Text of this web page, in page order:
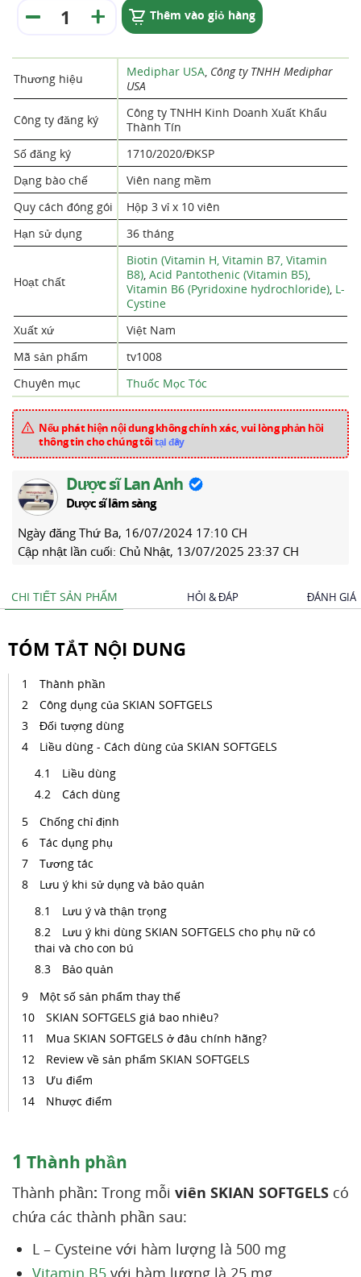
Thêm vào giỏ hàng
Thương hiệu Mediphar USA, Công ty TNHH Mediphar
USA
Công ty đăng ký
Công ty TNHH Kinh Doanh Xuất Khẩu
Thành Tín
Số đăng ký
1710/2020/ĐKSP
Dạng bào chế
Viên nang mềm
Quy cách đóng gói
Hộp 3 vỉ x 10 viên
Hạn sử dụng
36 tháng
Hoạt chất
Biotin (Vitamin H, Vitamin B7, Vitamin
B8), Acid Pantothenic (Vitamin B5),
Vitamin B6 (Pyridoxine hydrochloride), L-
Cystine
Xuất xứ
Việt Nam
Mã sản phẩm
tv1008
Chuyên mục
Thuốc Mọc Tóc
Nếu phát hiện nội dung không chính xác, vui lòng phản hồi
thông tin cho chúng tôitại đây
Dược sĩ Lan Anh
Dược sĩ lâm sàng
Ngày đăng Thứ Ba, 16/07/2024 17:10 CH
Cập nhật lần cuối: Chủ Nhật, 13/07/2025 23:37 CH
CHI TIẾT SẢN PHẨM HỎI & ĐÁP ĐÁNH GIÁ
TÓM TẮT NỘI DUNG
Thành phần
Công dụng của SKIAN SOFTGELS
Đối tượng dùng
Liều dùng - Cách dùng của SKIAN SOFTGELS
Liều dùng
Cách dùng
Chống chỉ định
Tác dụng phụ
Tương tác
Lưu ý khi sử dụng và bảo quản
Lưu ý và thận trọng
Lưu ý khi dùng SKIAN SOFTGELS cho phụ nữ có
thai và cho con bú
Bảo quản
Một số sản phẩm thay thế
SKIAN SOFTGELS giá bao nhiêu?
Mua SKIAN SOFTGELS ở đâu chính hãng?
Review về sản phẩm SKIAN SOFTGELS
Ưu điểm
Nhược điểm
1 Thành phần
Thành phần: Trong mỗi viên SKIAN SOFTGELS có
chứa các thành phần sau:
L – Cysteine với hàm lượng là 500 mg
Vitamin B5 với hàm lượng là 25 mg